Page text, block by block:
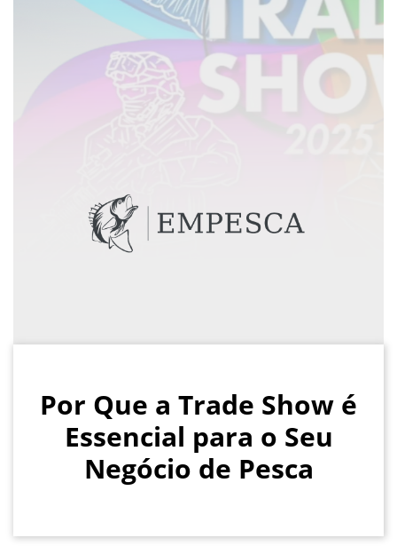
Por Que a Trade Show é
Essencial para o Seu
Negócio de Pesca